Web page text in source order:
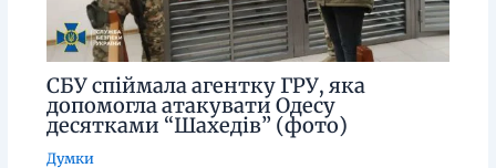
СБУ спіймала агентку ГРУ, яка
допомогла атакувати Одесу
десятками “Шахедів” (фото)
Думки